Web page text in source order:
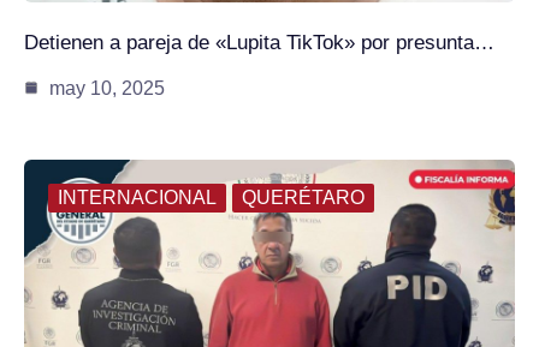
Detienen a pareja de «Lupita TikTok» por presunta…
may 10, 2025
INTERNACIONAL QUERÉTARO